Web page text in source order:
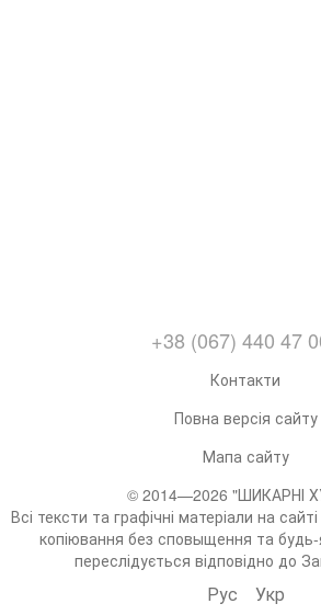
+38 (067) 440 47
Контакти
Повна версія сайту
Мапа сайту
© 2014—2026 "ШИКАРНІ
Всі тексти та графічні матеріали на
копіювання без сповыщення та
переслідується відповідно до
Рус Укр